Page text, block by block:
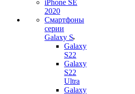
iPhone SE
2020
Смартфоны
серии
Galaxy S
Galaxy
S22
Galaxy
S22
Ultra
Galaxy